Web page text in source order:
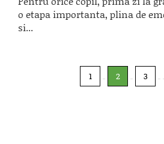
o etapa importanta, plina de
si...
1 2 3